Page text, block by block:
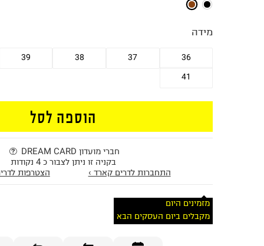
מידה
36
37
38
39
41
הוספה לסל
חברי מועדון DREAM CARD
בקניה זו ניתן לצבור כ 4 נקודות
התחברות לדרים קארד ›
הצטרפות
מזמינים היום
מקבלים ביום העסקים הבא